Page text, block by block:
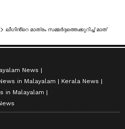
ലീഗിൻ്റെ മാത്രം സമ്മർദ്ദത്തെക്കുറിച്ച് മാത്രം സംസാരിക്കുന്നത് വർഗീയ ചേരിതിരിവുണ്ടാക്കാൻ: രൂക്ഷമായി വിമർശിച്ച് സജി ചെറിയാൻ
News
in Malayalam
Kerala News
in Malayalam